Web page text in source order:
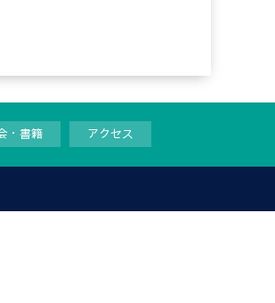
・書籍 アクセス